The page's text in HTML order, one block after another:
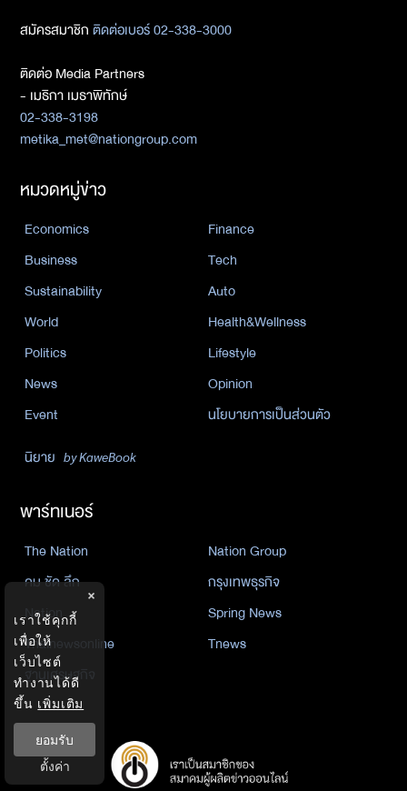
สมัครสมาชิกติดต่อเบอร์ 02-338-3000
ติดต่อ Media Partners
- เมธิกา เมธาพิทักษ์
02-338-3198
metika_met@nationgroup.com
หมวดหมู่ข่าว
Economics
Finance
Business
Tech
Sustainability
Auto
World
Health&Wellness
Politics
Lifestyle
News
Opinion
Event
นโยบายการเป็นส่วนตัว
นิยาย by KaweBook
พาร์ทเนอร์
The Nation
Nation Group
คม ชัด ลึก
กรุงเทพธุรกิจ
Nation
Spring News
Thainewsonline
Tnews
ฐานเศรษฐกิจ
×
เราใช้คุกกี้
เพื่อให้
เว็บไซต์
ทำงานได้ดี
ขึ้น เพิ่มเติม
ยอมรับ
ตั้งค่า